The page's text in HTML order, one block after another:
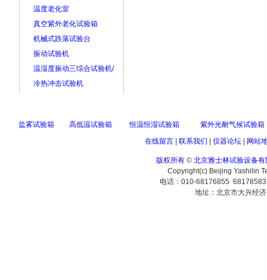
温度老化室
真空紫外老化试验箱
机械式跌落试验台
振动试验机
温湿度振动三综合试验机/
冷热冲击试验机
盐雾试验箱 高低温试验箱 恒温恒湿试验箱
紫外光耐气候试验箱
在线留言| 联系我们 仪器论坛| 网站
版权所有 © 北京雅士林试验设备有
Copyright(c) Beijing Yashilin
电话：010-68176855
地址：北京市大兴经